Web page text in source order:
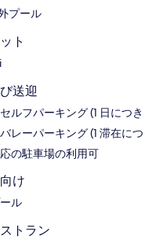
プール
ト
送迎
ルフパーキング (1 日につ
レーパーキング (1 滞在に
の駐車場の利用可
け
ル
トラン